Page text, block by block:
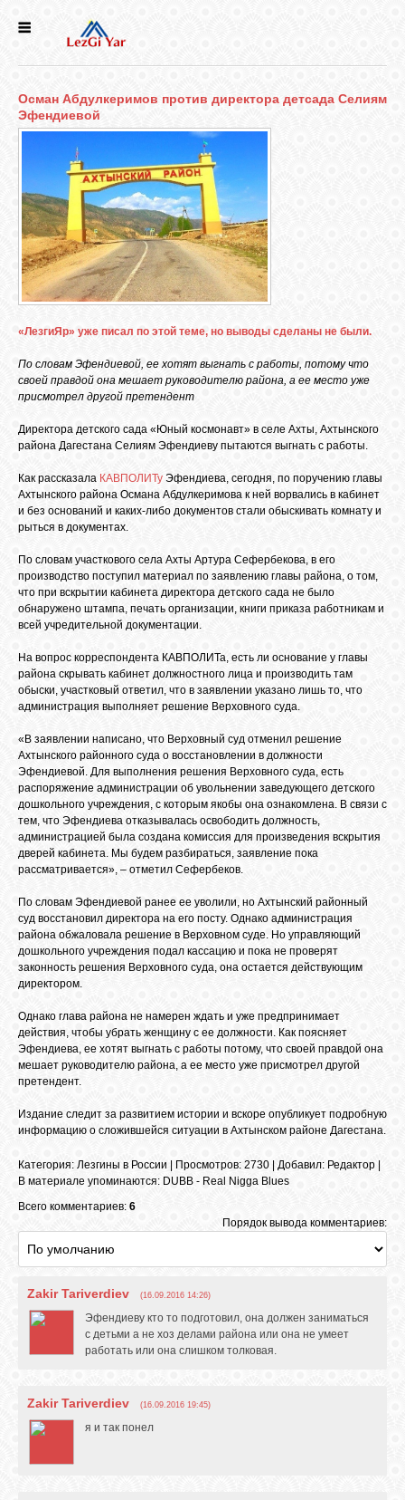
СЕЛА
КУЛЬТУРА
ГОЛОС
ЛЕЗГИН
О САЙТЕ
ВИДЕО
МУЗЫКА
САЙТЫ
ВОПРОСЫ /
ОТВЕТЫ
ВХОД
RSS
VK
TWITTER
FACEBOOK
Осман Абдулкеримов против директора детсада Селиям
Эфендиевой
«ЛезгиЯр» уже писал по этой теме, но выводы сделаны не были.
По словам Эфендиевой, ее хотят выгнать с работы, потому что
своей правдой она мешает руководителю района, а ее место уже
присмотрел другой претендент
Директора детского сада «Юный космонавт» в селе Ахты, Ахтынского
района Дагестана Селиям Эфендиеву пытаются выгнать с работы.
Как рассказала КАВПОЛИТу Эфендиева, сегодня, по поручению главы
Ахтынского района Османа Абдулкеримова к ней ворвались в кабинет
и без оснований и каких-либо документов стали обыскивать комнату и
рыться в документах.
По словам участкового села Ахты Артура Сефербекова, в его
производство поступил материал по заявлению главы района, о том,
что при вскрытии кабинета директора детского сада не было
обнаружено штампа, печать организации, книги приказа работникам и
всей учредительной документации.
На вопрос корреспондента КАВПОЛИТа, есть ли основание у главы
района скрывать кабинет должностного лица и производить там
обыски, участковый ответил, что в заявлении указано лишь то, что
администрация выполняет решение Верховного суда.
«В заявлении написано, что Верховный суд отменил решение
Ахтынского районного суда о восстановлении в должности
Эфендиевой. Для выполнения решения Верховного суда, есть
распоряжение администрации об увольнении заведующего детского
дошкольного учреждения, с которым якобы она ознакомлена. В связи с
тем, что Эфендиева отказывалась освободить должность,
администрацией была создана комиссия для произведения вскрытия
дверей кабинета. Мы будем разбираться, заявление пока
рассматривается», – отметил Сефербеков.
По словам Эфендиевой ранее ее уволили, но Ахтынский районный
суд восстановил директора на его посту. Однако администрация
района обжаловала решение в Верховном суде. Но управляющий
дошкольного учреждения подал кассацию и пока не проверят
законность решения Верховного суда, она остается действующим
директором.
Однако глава района не намерен ждать и уже предпринимает
действия, чтобы убрать женщину с ее должности. Как поясняет
Эфендиева, ее хотят выгнать с работы потому, что своей правдой она
мешает руководителю района, а ее место уже присмотрел другой
претендент.
Издание следит за развитием истории и вскоре опубликует подробную
информацию о сложившейся ситуации в Ахтынском районе Дагестана.
Категория: Лезгины в России Просмотров: 2730 | Добавил: Редактор
В материале упоминаются: DUBB - Real Nigga Blues
Всего комментариев: 6
Порядок вывода комментариев:
Zakir Tariverdiev (16.09.2016 14:26)
Эфендиеву кто то подготовил, она должен заниматься
с детьми а не хоз делами района или она не умеет
работать или она слишком толковая.
Zakir Tariverdiev (16.09.2016 19:45)
я и так понел